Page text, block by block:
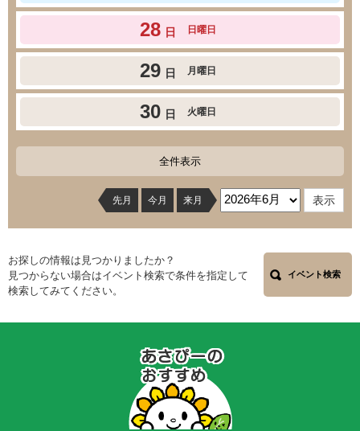
28 日 日曜日
29 日 月曜日
30 日 火曜日
全件表示
先月 今月 来月
お探しの情報は見つかりましたか？
見つからない場合はイベント検索で条件を指定して
検索してみてください。
イベント検索
の
お
す